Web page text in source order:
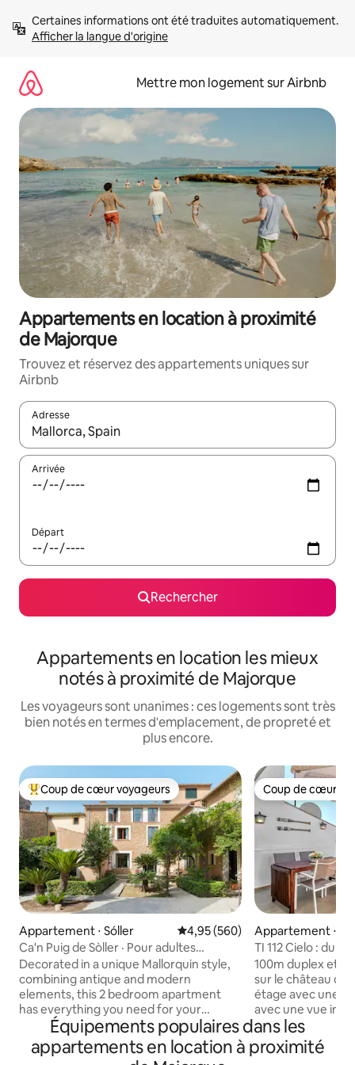
directement
Afficher la langue d'origine
Mettre mon logement sur Airbnb
Appartements en location à proximité
de Majorque
Trouvez et réservez des appartements uniques sur
Airbnb
Adresse
Lorsque les résultats s'affichent, utilisez les flèches vers le
Arrivée
Départ
Rechercher
Appartements en location les mieux
notés à proximité de Majorque
Les voyageurs sont unanimes : ces logements sont très
bien notés en termes d'emplacement, de propreté et
plus encore.
Coups de cœur voyageurs les plus appréciés
Coup de cœur voyageurs
Appartement ⋅ Sóller Évaluation moyenne sur la
4,95 (560)
Ca'n Puig de Sòller · Pour adultes
uniquement (+12), Appart...
Decorated in a unique Mallorquin style,
combining antique and modern
elements, this 2 bedroom apartment
has everything you need for your
holiday on the island. Each bedroom has
its own bathroom and the living area
features a comfortable sofa, dining
Coup de cœur
Coup de cœur
Appartement ⋅
TI 112 Cielo :
la mer fraîche
100m duplex et
sur le château de
étage avec une
avec une vue
Lonja et le
canapé extérieur,
personnes.
Équipements populaires dans les
appartements en location à proximité